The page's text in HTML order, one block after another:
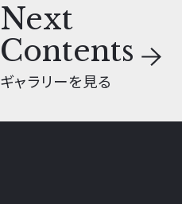
Next
Contents
ギャラリーを見る